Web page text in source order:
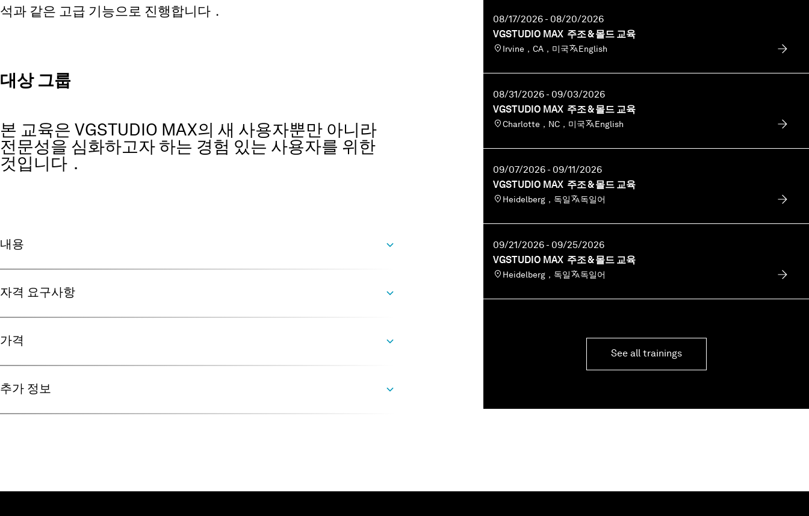
석과 같은 고급 기능으로 진행합니다．
대상 그룹
본 교육은 VGSTUDIO MAX의 새 사용자뿐만 아니라
전문성을 심화하고자 하는 경험 있는 사용자를 위한
것입니다．
내용
사용자 인터페이스，시각화，분할，그리고 보고서의 기본 외에도 교육 과정은 다음을 포함합
니다：
좌표 측정
벽 두께 분석
자격 요구사항
참가자는 교육 전에 VGSTUDIO MAX를 익숙하게 사용할 수 있습니다．
VGSTUDIO MAX의 일반 시스템 요구사항을 만족하는 시스템
가격
가격은 교육 과정，학습 플랫폼에 대한 무료 접근，교육 자료，그리고 수료증을 포함합니
VG 아카데미 미국에서 시행하는 교육과정은 인당 4.510 USD（해당되는 경우 VAT 추가）
추가 정보
08/17/2026 - 08/20/2026
VGSTUDIO MAX 주조 & 몰드 교육
Irvine，CA，미국 English
08/31/2026 - 09/03/2026
VGSTUDIO MAX 주조 & 몰드 교육
Charlotte，NC，미국 English
09/07/2026 - 09/11/2026
VGSTUDIO MAX 주조 & 몰드 교육
Heidelberg，독일 독일어
09/21/2026 - 09/25/2026
VGSTUDIO MAX 주조 & 몰드 교육
Heidelberg，독일 독일어
See all trainings